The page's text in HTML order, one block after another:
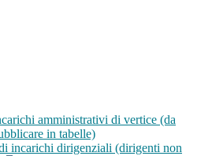
amministrativi di vertice (da
in tabelle)
incarichi dirigenziali (dirigenti non